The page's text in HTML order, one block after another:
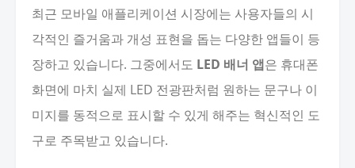
최근 모바일 애플리케이션 시장에는 사용자들의 시
각적인 즐거움과 개성 표현을 돕는 다양한 앱들이 등
장하고 있습니다. 그중에서도 LED 배너 앱은 휴대폰
화면에 마치 실제 LED 전광판처럼 원하는 문구나 이
미지를 동적으로 표시할 수 있게 해주는 혁신적인 도
구로 주목받고 있습니다.